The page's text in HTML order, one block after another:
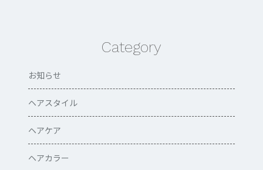
Category
お知らせ
ヘアスタイル
ヘアケア
ヘアカラー